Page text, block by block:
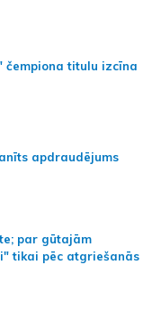
čempiona titulu izcīna
apdraudējums
par gūtajām
tikai pēc atgriešanās